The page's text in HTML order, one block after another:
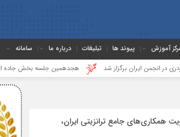
آموزش پیوند ها تبلیغات درباره ما سامانه
ایران برگزار شد هجدهمین جلسه بخش جاده ای برگزار
جامع ترانزیتی ایران،